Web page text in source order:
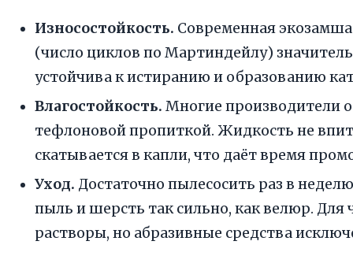
Износостойкость. Современная
(число циклов по Мартиндейлу)
устойчива к истиранию и образованию
Влагостойкость. Многие производители
тефлоновой пропиткой. Жидкость не
скатывается в капли, что даёт время
Уход. Достаточно пылесосить раз в
пыль и шерсть так сильно, как велюр.
растворы, но абразивные средства